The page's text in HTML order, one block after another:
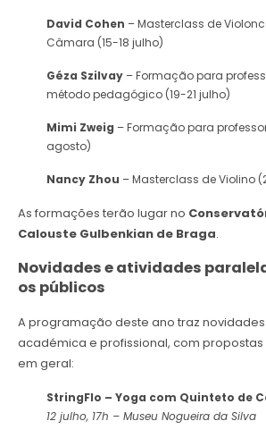
David Cohen – Masterclass de
Câmara (15-18 julho)
Géza Szilvay– Formação para
método pedagógico (19-21 julho)
Mimi Zweig – Formação para
agosto)
Nancy Zhou – Masterclass de Violino
As formações terão lugar no
Calouste Gulbenkian de Braga.
Novidades e atividades
os públicos
A programação deste ano traz
académica e profissional, com
em geral:
StringFlo – Yoga com Quinteto de
12 julho, 17h – Museu Nogueira da Silva